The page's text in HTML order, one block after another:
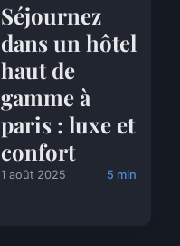
Séjournez
dans un hôtel
haut de
gamme à
paris : luxe et
confort
1 août 2025 5 min